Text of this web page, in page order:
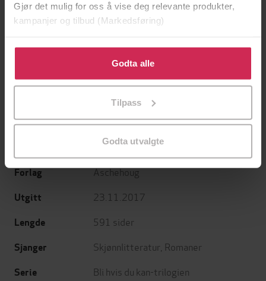
Gjør det mulig for oss å vise deg relevante produkter,
kampanjer og tilbud (Markedsføring)
Klikk på «Godta alle» for å gi oss ditt samtykke til å
bruke cookies for alle disse formålene. Du kan også
tilpasse ditt samtykke til spesifikke formål ved å klikke
Godta alle
Tilpass
Godta utvalgte
EBOK EBOK
Helga Flatland(forfatter)
Forlag Aschehoug
Utgitt 23.11.2017
Lengde 591 sider
Sjanger Skjønnlitteratur Romaner
Serie Bli hvis du kan-trilogien